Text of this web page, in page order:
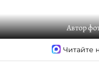
Автор
Читайте